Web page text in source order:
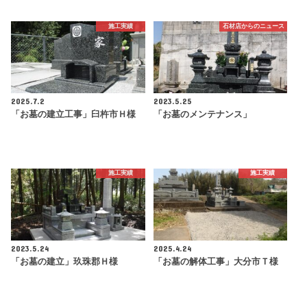
施工実績
2025.7.2
「お墓の建立工事」臼杵市Ｈ様
石材店からのニュース
2023.5.25
「お墓のメンテナンス」
施工実績
2023.5.24
「お墓の建立」玖珠郡Ｈ様
施工実績
2025.4.24
「お墓の解体工事」大分市Ｔ様